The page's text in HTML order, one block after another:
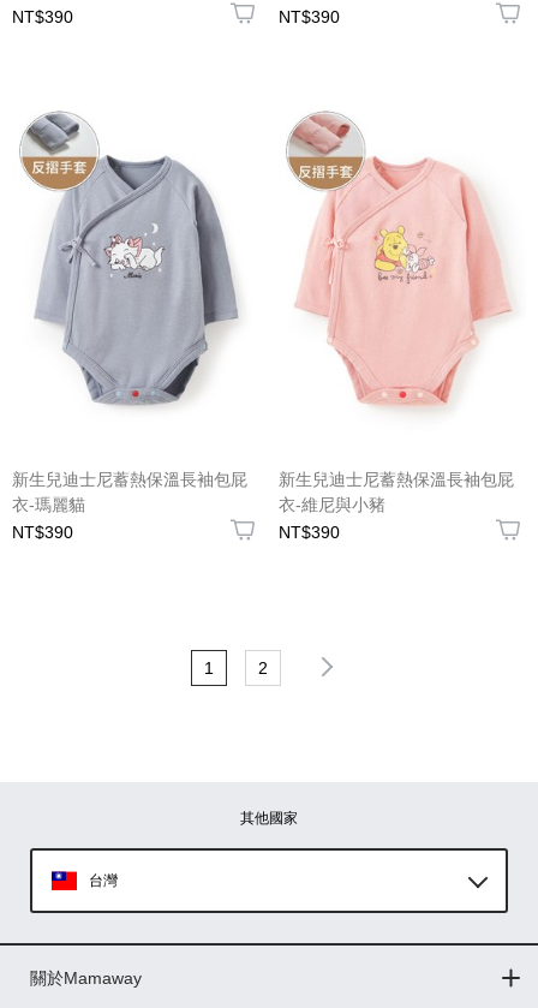
NT$390
NT$390
新生兒迪士尼蓄熱保溫長袖包屁
衣-瑪麗貓
NT$390
新生兒迪士尼蓄熱保溫長袖包屁
衣-維尼與小豬
NT$390
1 2
其他國家
台灣
印尼
關於Mamaway